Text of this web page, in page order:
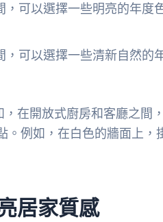
，可以選擇一些明亮的年度
，可以選擇一些清新自然的
在開放式廚房和客廳之間
。例如，在白色的牆面上，
居家質感